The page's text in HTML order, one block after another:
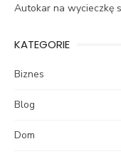
Autokar na wycieczkę
KATEGORIE
Biznes
Blog
Dom